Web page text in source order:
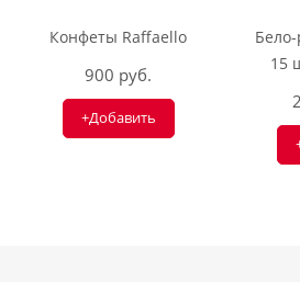
Конфеты Raffaello
900 руб.
+Добавить
15